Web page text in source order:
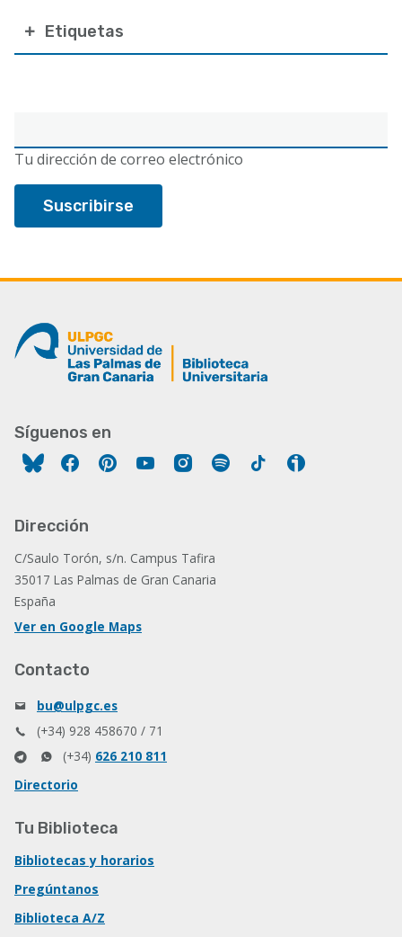
electrónico
Tu dirección de correo electrónico
Etiquetas
Síguenos en
FacebookPinterestYouTubeInstagram
Spotify Tiktok
Dirección
C/Saulo Torón, s/n. Campus Tafira
35017 Las Palmas de Gran Canaria
España
Ver en Google Maps
Contacto
bu@ulpgc.es
(+34) 928 458670 / 71
(+34) 626 210 811
Directorio
Tu Biblioteca
Bibliotecas y horarios
Pregúntanos
Biblioteca A/Z